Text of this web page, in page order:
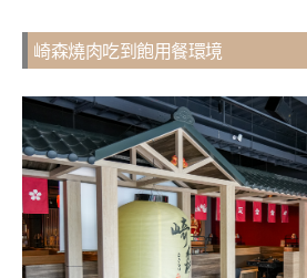
崎森燒肉吃到飽用餐環境